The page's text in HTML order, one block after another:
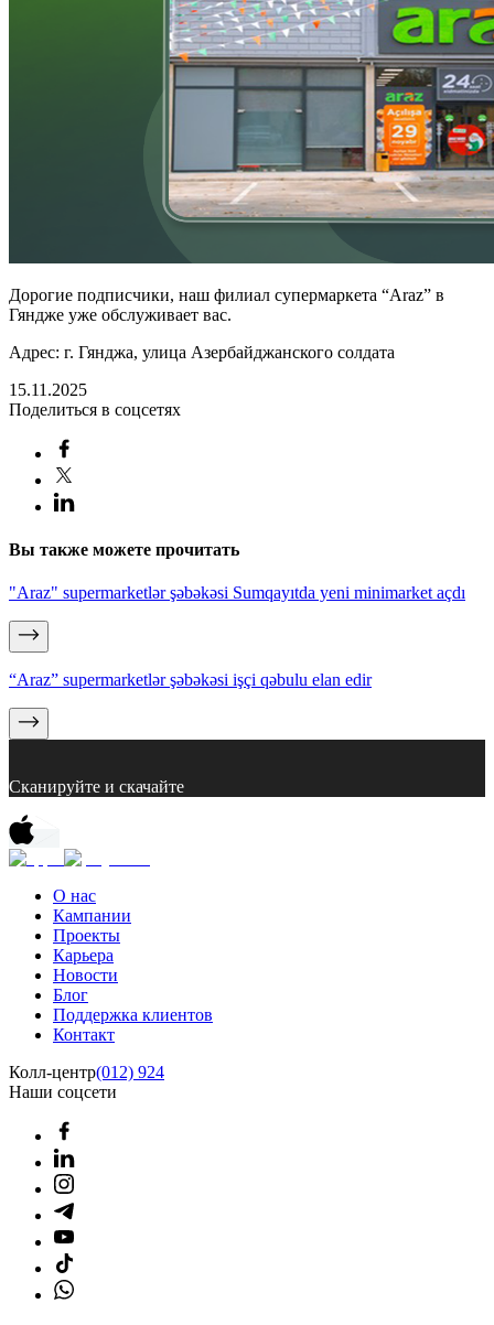
Дорогие подписчики, наш филиал супермаркета “Araz” в
Гяндже уже обслуживает вас.
Адрес: г. Гянджа, улица Азербайджанского солдата
15.11.2025
Поделиться в соцсетях
Вы также можете прочитать
"Araz" supermarketlər şəbəkəsi Sumqayıtda yeni minimarket açdı
“Araz” supermarketlər şəbəkəsi işçi qəbulu elan edir
Сканируйте и скачайте
О нас
Кампании
Проекты
Карьера
Новости
Блог
Поддержка клиентов
Контакт
Колл-центр(012) 924
Наши соцсети